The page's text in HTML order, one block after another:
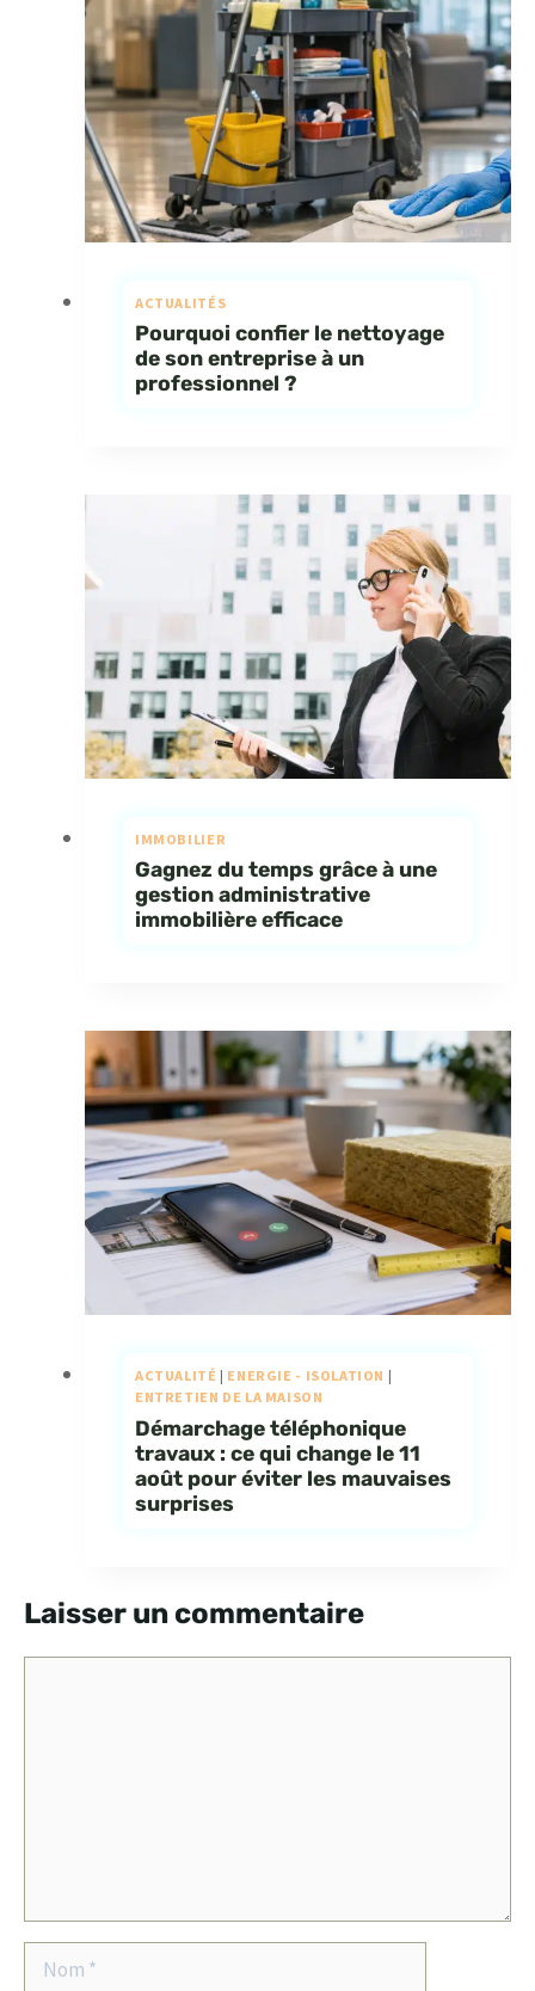
ACTUALITÉS
Pourquoi confier le nettoyage
de son entreprise à un
professionnel ?
IMMOBILIER
Gagnez du temps grâce à une
gestion administrative
immobilière efficace
ACTUALITÉ | ENERGIE - ISOLATION |
ENTRETIEN DE LA MAISON
Démarchage téléphonique
travaux : ce qui change le 11
août pour éviter les mauvaises
surprises
Laisser un commentaire